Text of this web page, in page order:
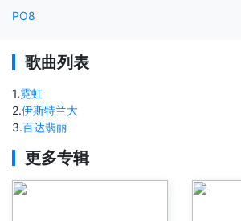
PO8
歌曲列表
1.霓虹
2.伊斯特兰大
3.百达翡丽
更多专辑